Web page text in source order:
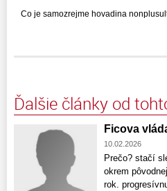
Co je samozrejme hovadina
Ďalšie články od
Ficova
10.02.2026
Prečo? stačí
okrem
rok.